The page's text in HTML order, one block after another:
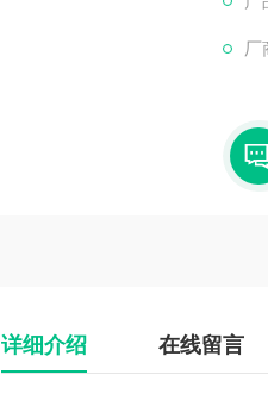
厂
详细介绍 在线留言